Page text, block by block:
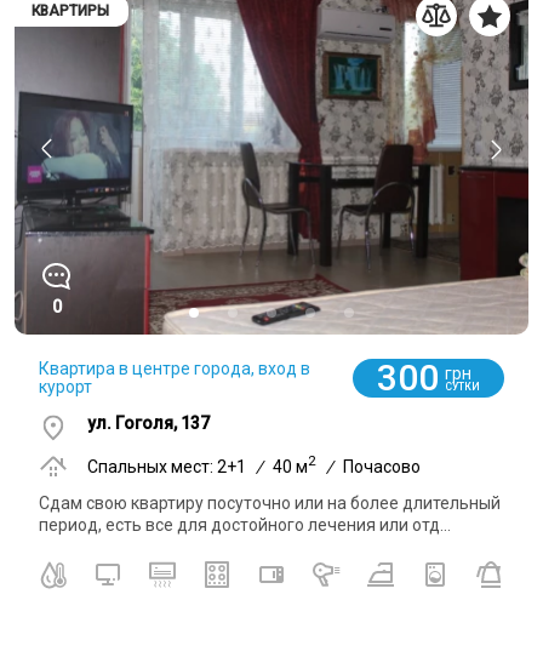
КВАРТИРЫ
0
Квартира в центре города, вход в
курорт
300 грн
СУТКИ
ул. Гоголя, 137
Спальных мест: 2+1 / 40 м2 /
Почасово
Сдам свою квартиру посуточно или на более длительный
период, есть все для достойного лечения или отд...